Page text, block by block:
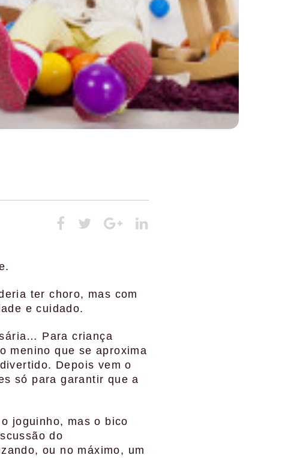
ter choro, mas com
e cuidado.
Para criança
menino que se aproxima
Depois vem o
só para garantir que a
joguinho, mas o bico
do
ou no máximo, um